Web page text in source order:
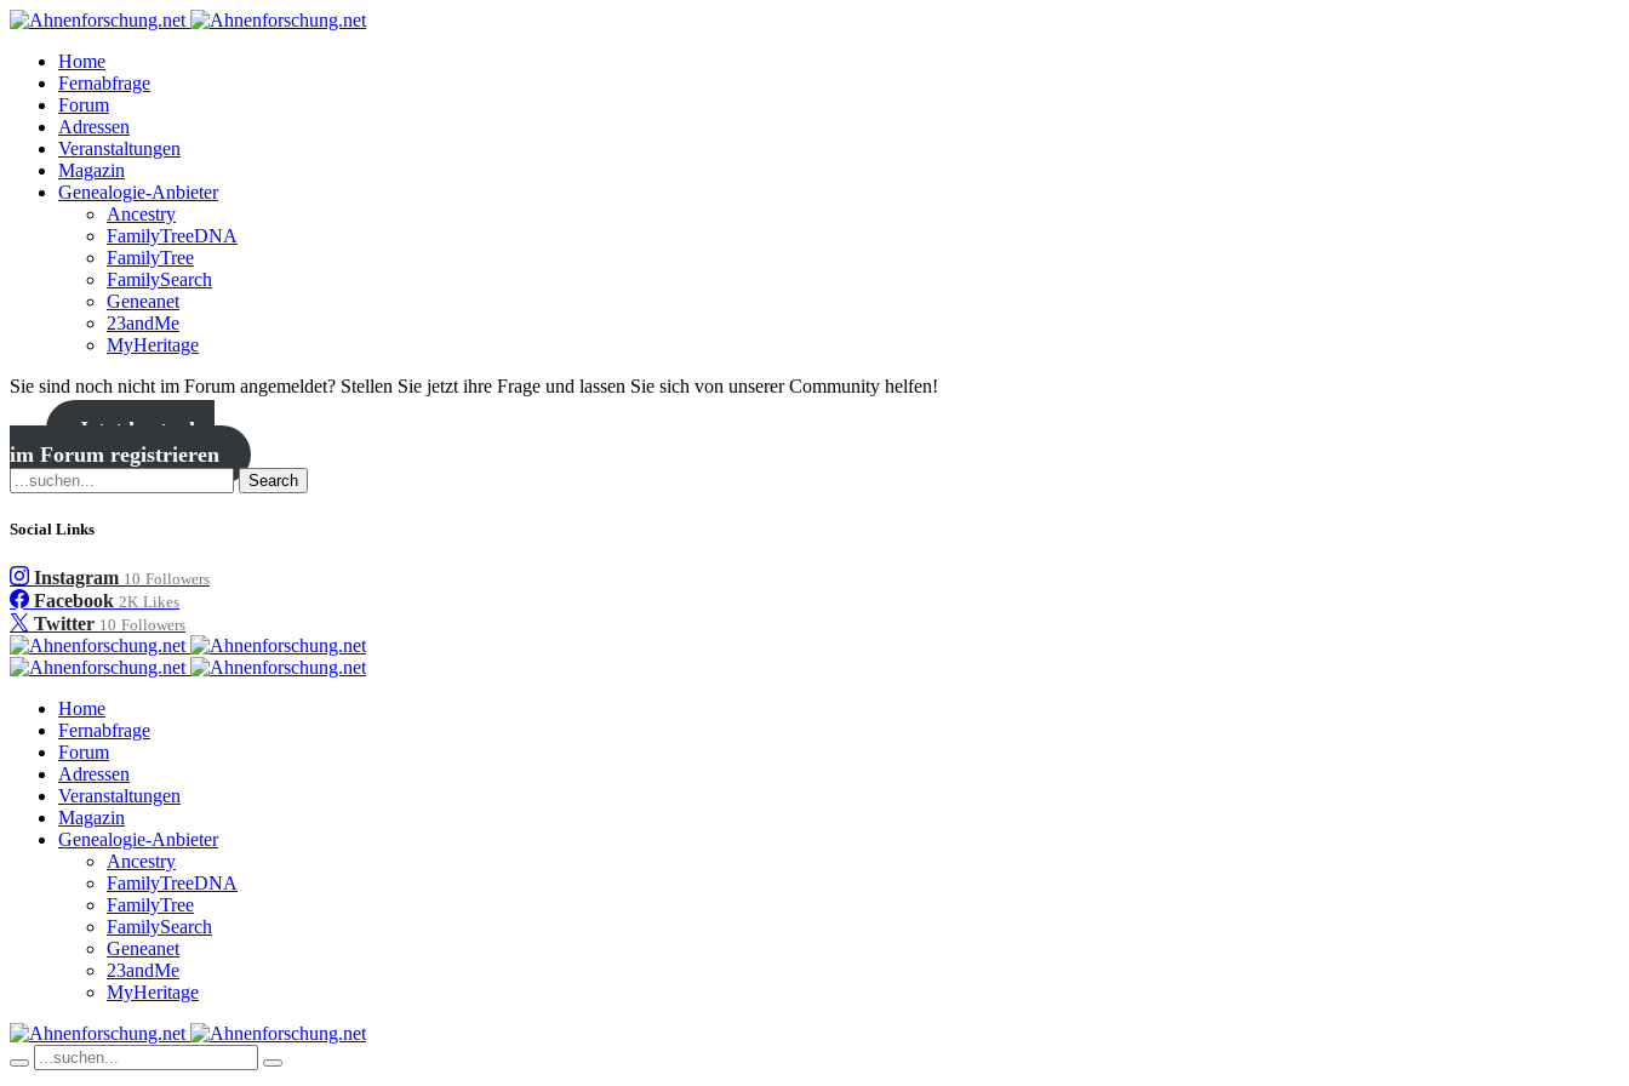
Home
Fernabfrage
Forum
Adressen
Veranstaltungen
Magazin
Genealogie-Anbieter
Ancestry
FamilyTreeDNA
FamilyTree
FamilySearch
Geneanet
23andMe
MyHeritage
Sie sind noch nicht im Forum angemeldet? Stellen Sie jetzt ihre Frage und lassen Sie sich von unserer Community helfen!
Jetzt kostenlos
im Forum registrieren
Search
Social Links
Instagram 10 Followers
Facebook 2K Likes
Twitter 10 Followers
Home
Fernabfrage
Forum
Adressen
Veranstaltungen
Magazin
Genealogie-Anbieter
Ancestry
FamilyTreeDNA
FamilyTree
FamilySearch
Geneanet
23andMe
MyHeritage